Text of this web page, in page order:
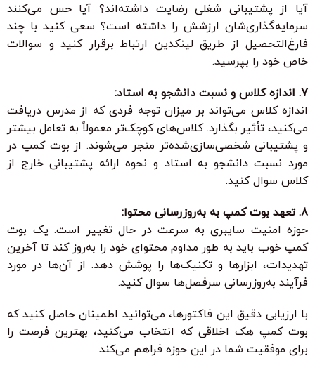
آیا از پشتیبانی شغلی رضایت داشته‌اند؟ آیا حس می‌کنند
سرمایه‌گذاری‌شان ارزشش را داشته است؟ سعی کنید با چند
فارغ‌التحصیل از طریق لینکدین ارتباط برقرار کنید و سوالات
خاص خود را بپرسید.
7. اندازه کلاس و نسبت دانشجو به استاد:
اندازه کلاس می‌تواند بر میزان توجه فردی که از مدرس دریافت
می‌کنید، تأثیر بگذارد. کلاس‌های کوچک‌تر معمولاً به تعامل بیشتر
و پشتیبانی شخصی‌سازی‌شده‌تر منجر می‌شوند. از بوت کمپ در
مورد نسبت دانشجو به استاد و نحوه ارائه پشتیبانی خارج از
کلاس سوال کنید.
8. تعهد بوت کمپ به به‌روزرسانی محتوا:
حوزه امنیت سایبری به سرعت در حال تغییر است. یک بوت
کمپ خوب باید به طور مداوم محتوای خود را به‌روز کند تا آخرین
تهدیدات، ابزارها و تکنیک‌ها را پوشش دهد. از آن‌ها در مورد
فرآیند به‌روزرسانی سرفصل‌ها سوال کنید.
با ارزیابی دقیق این فاکتورها، می‌توانید اطمینان حاصل کنید که
بوت کمپ هک اخلاقی که انتخاب می‌کنید، بهترین فرصت را
برای موفقیت شما در این حوزه فراهم می‌کند.